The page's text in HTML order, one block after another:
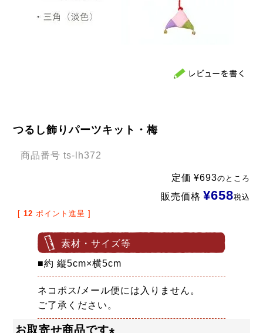
つるし飾りパーツキット・梅
商品番号 ts-lh372
定価 ¥693のところ
販売価格 ¥658税込
[ 12 ポイント進呈 ]
素材・サイズ等
■約 縦5cm×横5cm
ネコポス/メール便には入りません。
ご了承ください。
お取寄せ商品です